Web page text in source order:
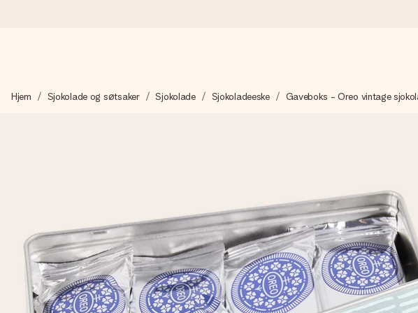
Vi lager dine gaver med omtanke og sender den avgårde så raskt som mulig - slik at
Gratis kort med hilsen
Lag noe unikt med bare noen få steg - med hennes navn, et bilde av dere eller en
øyeblikket.
Hjem Sjokolade og søtsaker Sjokolade Sjokoladeeske Gaveboks - Oreo vintage